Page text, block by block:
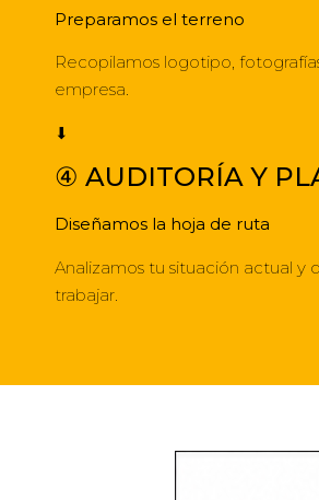
Preparamos el terreno
Recopilamos logotipo,
empresa.
⬇
④ AUDITORÍA Y
Diseñamos la hoja de ruta
Analizamos tu situación actual y
trabajar.